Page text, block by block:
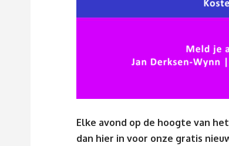
Elke avond op de hoogte van
dan hier in voor onze gratis